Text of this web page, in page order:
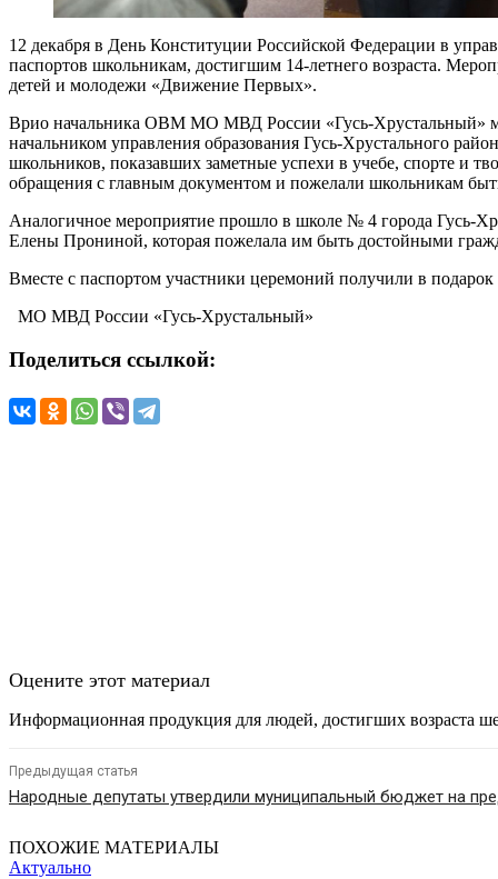
12 декабря в День Конституции Российской Федерации в
паспортов школьникам, достигшим 14-летнего возраста.
детей и молодежи «Движение Первых».
Врио начальника ОВМ МО МВД России «Гусь-Хрустальный»
начальником управления образования Гусь-Хрустального
школьников, показавших заметные успехи в учебе, спорте и
обращения с главным документом и пожелали школьникам
Аналогичное мероприятие прошло в школе № 4 города Гусь-
Елены Прониной, которая пожелала им быть достойными
Вместе с паспортом участники церемоний получили в
МО МВД России «Гусь-Хрустальный»
Поделиться ссылкой:
Оцените этот материал
Информационная продукция для людей, достигших возраста
Предыдущая статья
Народные депутаты утвердили муниципальный бюджет на
ПОХОЖИЕ МАТЕРИАЛЫ
Актуально